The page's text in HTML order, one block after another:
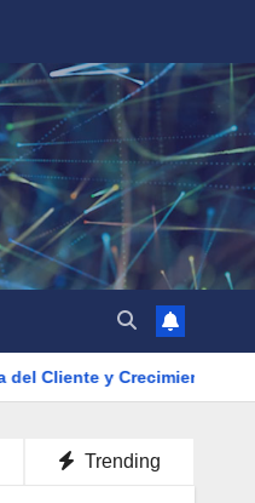
de Ventas
Trending